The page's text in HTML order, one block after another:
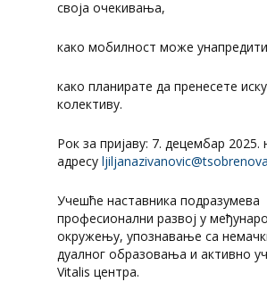
своја очекивања,
како мобилност може
како планирате да пренесете
колективу.
Рок за пријаву: 7. децембар 2025.
адресу
Учешће наставника подразумева
професионални развој у
окружењу, упознавање са
дуалног образовања и активно
Vitalis центра.